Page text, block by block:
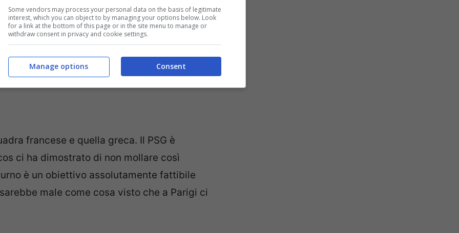
francese e quella greca. Il PSG è
ci ha dimostrato di non mollare così
è un obiettivo assolutamente fattibile
male come cosa visto che a Parigi ci
Some vendors may process your personal data on the basis of legitimate
interest, which you can object to by managing your options below. Look
for a link at the bottom of this page or in the site menu to manage or
withdraw consent in privacy and cookie settings.
Consent
Manage options